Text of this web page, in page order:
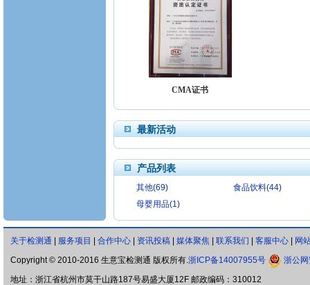
CMA证书
最新活动
产品列表
其他(69)
食品饮料(44)
母婴用品(1)
关于检测通 服务项目 合作中心 资讯投稿 媒体聚焦 联系我们 客服中心
网
Copyright © 2010-2016 生意宝检测通 版权所有.浙ICP备14007955号
浙公
地址：浙江省杭州市莫干山路187号易盛大厦12F 邮政编码：310012